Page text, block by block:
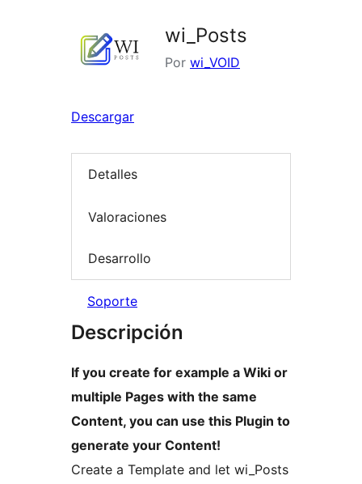
wi_Posts
Por wi_VOID
Descargar
Detalles
Valoraciones
Desarrollo
Soporte
Descripción
If you create for example a Wiki or
multiple Pages with the same
Content, you can use this Plugin to
generate your Content!
Create a Template and let wi_Posts